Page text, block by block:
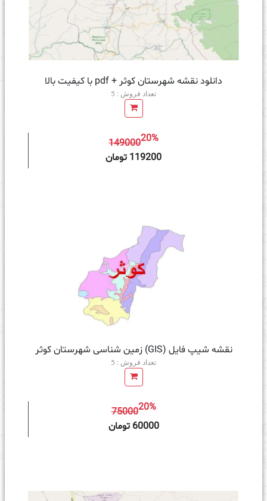
دانلود نقشه شهرستان کوثر + pdf با کیفیت بالا
تعداد فروش : 5
14900020%
119200 تومان
نقشه شیپ فایل (GIS) زمین‌ شناسی شهرستان کوثر
تعداد فروش : 5
7500020%
60000 تومان